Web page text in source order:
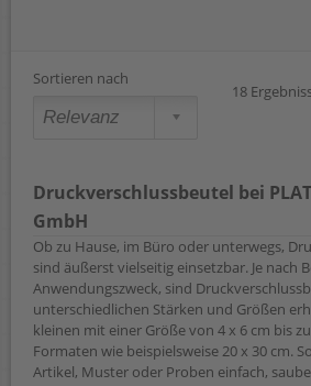
Sortieren nach
18
Druckverschlussbeutel bei
GmbH
Ob zu Hause, im Büro oder unterwegs,
sind äußerst vielseitig einsetzbar. Je nach
Anwendungszweck, sind
unterschiedlichen Stärken und Größen
kleinen mit einer Größe von 4 x 6 cm bis
Formaten wie beispielsweise 20 x 30 cm.
Artikel, Muster oder Proben einfach,